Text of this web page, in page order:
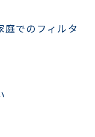
庭でのフィルタ